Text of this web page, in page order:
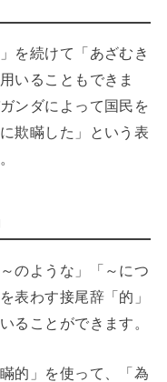
を続けて「あざむき
いることもできま
ンダによって国民を
欺瞞した」という表
のような」「～につ
表わす接尾辞「的」
ることができます。
的」を使って、「為